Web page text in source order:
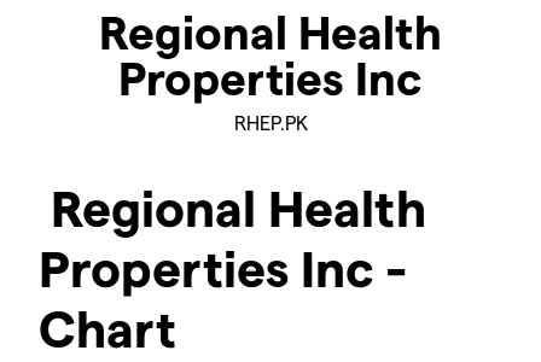
Regional Health
Properties Inc
RHEP.PK
Regional Health
Properties Inc -
Chart